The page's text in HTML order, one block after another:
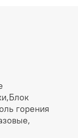
горения